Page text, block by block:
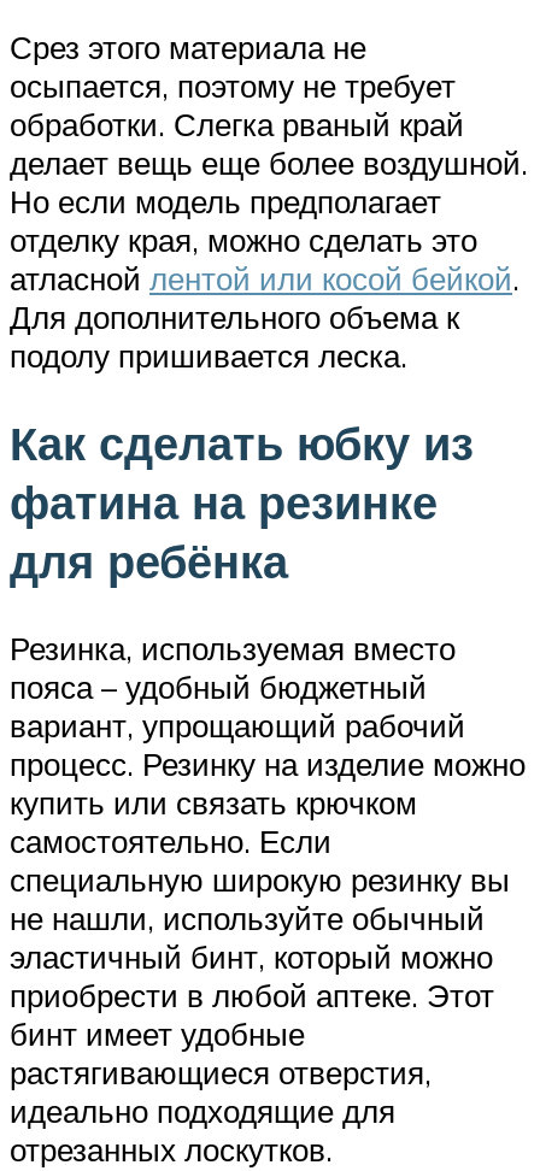
Срез этого материала не
осыпается, поэтому не требует
обработки. Слегка рваный край
делает вещь еще более воздушной.
Но если модель предполагает
отделку края, можно сделать это
атласной лентой или косой бейкой.
Для дополнительного объема к
подолу пришивается леска.
Как сделать юбку из
фатина на резинке
для ребёнка
Резинка, используемая вместо
пояса – удобный бюджетный
вариант, упрощающий рабочий
процесс. Резинку на изделие можно
купить или связать крючком
самостоятельно. Если
специальную широкую резинку вы
не нашли, используйте обычный
эластичный бинт, который можно
приобрести в любой аптеке. Этот
бинт имеет удобные
растягивающиеся отверстия,
идеально подходящие для
отрезанных лоскутков.